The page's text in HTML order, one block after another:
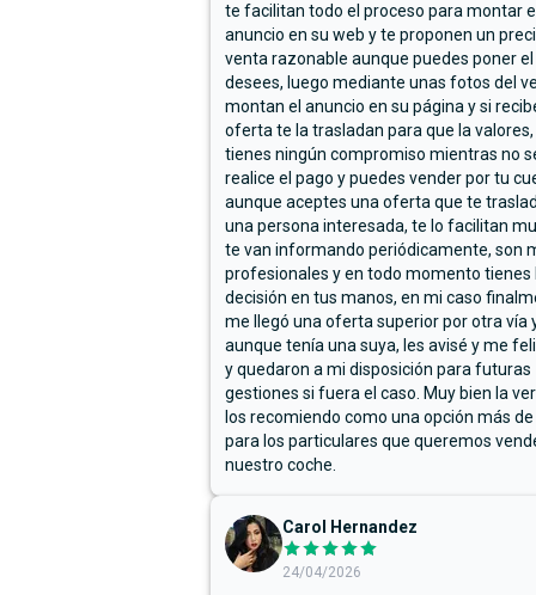
te facilitan todo el proceso para montar
anuncio en su web y te proponen un
venta razonable aunque puedes poner
desees, luego mediante unas fotos del
montan el anuncio en su página y si
oferta te la trasladan para que la
tienes ningún compromiso mientras no
realice el pago y puedes vender por tu
aunque aceptes una oferta que te
una persona interesada, te lo facilitan
te van informando periódicamente, son
profesionales y en todo momento tienes
decisión en tus manos, en mi caso
me llegó una oferta superior por otra vía
aunque tenía una suya, les avisé y me
y quedaron a mi disposición para futuras
gestiones si fuera el caso. Muy bien la
los recomiendo como una opción más
para los particulares que queremos
nuestro coche.
Carol Hernandez
24/04/2026